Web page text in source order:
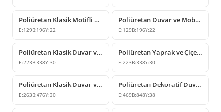
Poliüretan Klasik Motifli Duvar ve Mobilya Süsleme Modeli
E:129B:196Y:22
Poliüretan Duvar ve Mobilya Süsleme Modeli
E:129B:196Y:22
Poliüretan Klasik Duvar ve Mobilya Süsleme Modelleri
E:223B:338Y:30
Poliüretan Yaprak ve Çiçek Motifli Klasik Duvar Süsü
E:223B:338Y:30
Poliüretan Klasik Duvar ve Mobilya Süsleme Modelleri
E:263B:476Y:30
Poliüretan Dekoratif Duvar ve Kapı Üstü Taç Süsleme Modeli
E:469B:848Y:38